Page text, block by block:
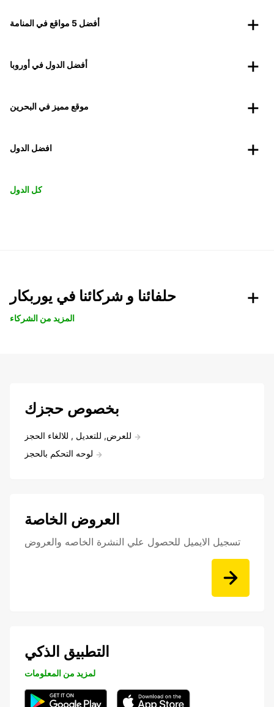
أفضل 5 مواقع في المنامة
أفضل الدول في أوروبا
موقع مميز في البحرين
افضل الدول
كل الدول
حلفائنا و شركائنا في يوربكار
المزيد من الشركاء
بخصوص حجزك
للعرض, للتعديل , للالغاء الحجز
لوحه التحكم بالحجز
العروض الخاصة
تسجيل الايميل للحصول علي النشرة الخاصه والعروض
التطبيق الذكي
لمزيد من المعلومات